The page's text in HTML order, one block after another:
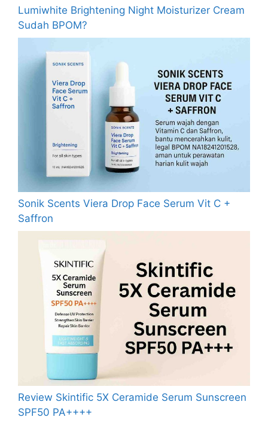
Lumiwhite Brightening Night Moisturizer Cream
Sudah BPOM?
Sonik Scents Viera Drop Face Serum Vit C +
Saffron
Review Skintific 5X Ceramide Serum Sunscreen
SPF50 PA++++